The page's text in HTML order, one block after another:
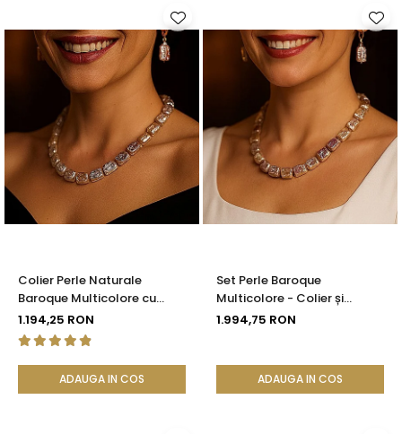
Colier Perle Naturale
Baroque Multicolore cu
Închizătoare Aur 14K (aur
585) | KASKADDA®
1.194,25 RON
ADAUGA IN COS
Set Perle Baroque
Multicolore - Colier și
Cercei, Aur Galben 14K |
1.994,75 RON
ADAUGA IN COS